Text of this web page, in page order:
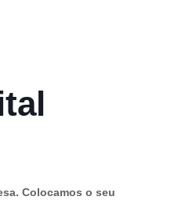
Colocamos o seu